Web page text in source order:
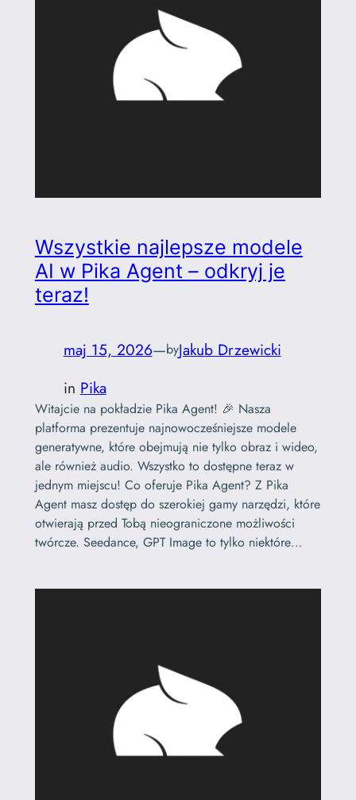
Wszystkie najlepsze modele
AI w Pika Agent – odkryj je
teraz!
maj 15, 2026—byJakub Drzewicki
in Pika
Witajcie na pokładzie Pika Agent! 🎉 Nasza
platforma prezentuje najnowocześniejsze modele
generatywne, które obejmują nie tylko obraz i wideo,
ale również audio. Wszystko to dostępne teraz w
jednym miejscu! Co oferuje Pika Agent? Z Pika
Agent masz dostęp do szerokiej gamy narzędzi, które
otwierają przed Tobą nieograniczone możliwości
twórcze. Seedance, GPT Image to tylko niektóre…